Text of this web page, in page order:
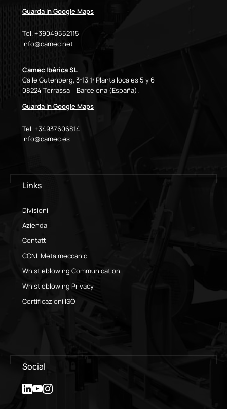
Guarda in Google Maps
Tel. +39049552115
info@camec.net
Camec Ibérica SL
Calle Gutenberg, 3-13 1ª Planta locales 5 y 6
08224 Terrassa – Barcelona (España).
Guarda in Google Maps
Tel. +34937606814
info@camec.es
Links
Divisioni
Azienda
Contatti
CCNL Metalmeccanici
Whistleblowing Communication
Whistleblowing Privacy
Certificazioni ISO
Social